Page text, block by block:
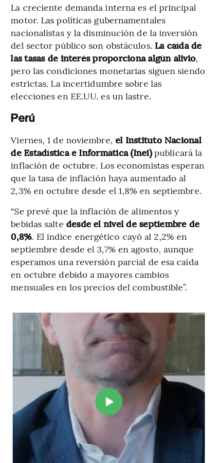
La creciente demanda interna es el principal
motor. Las políticas gubernamentales
nacionalistas y la disminución de la inversión
del sector público son obstáculos. La caída de
las tasas de interés proporciona algún alivio,
pero las condiciones monetarias siguen siendo
estrictas. La incertidumbre sobre las
elecciones en EE.UU. es un lastre.
Perú
Viernes, 1 de noviembre, el Instituto Nacional
de Estadística e Informática (Inei)publicará la
inflación de octubre. Los economistas esperan
que la tasa de inflación haya aumentado al
2,3% en octubre desde el 1,8% en septiembre.
“Se prevé que la inflación de alimentos y
bebidas salte desde el nivel de septiembre de
0,8%. El índice energético cayó al 2,2% en
septiembre desde el 3,7% en agosto, aunque
esperamos una reversión parcial de esa caída
en octubre debido a mayores cambios
mensuales en los precios del combustible”.